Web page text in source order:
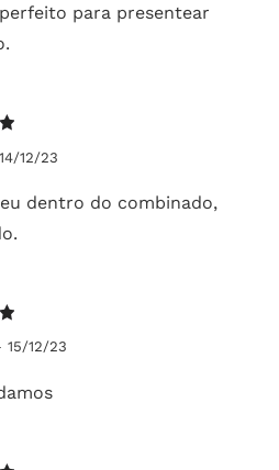
para presentear
14/12/23
dentro do combinado,
15/12/23